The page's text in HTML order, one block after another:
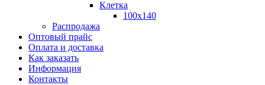
Клетка
100х140
Распродажа
Оптовый прайс
Оплата и доставка
Как заказать
Информация
Контакты